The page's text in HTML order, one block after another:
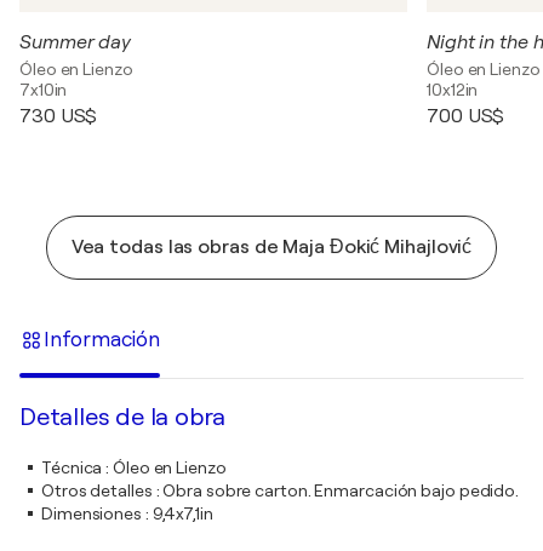
Summer day
Óleo en Lienzo
7x10in
730 US$
Night in the
Óleo en Lienzo
10x12in
700 US$
Vea todas las obras de Maja Đokić Mihajlović
Información
Detalles de la obra
Técnica :Óleo en Lienzo
Otros detalles :Obra sobre carton. Enmarcación bajo pedido.
Dimensiones : 9,4x7,1in